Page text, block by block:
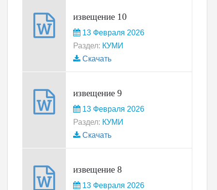
извещение 10
13 Февраля 2026
Раздел: КУМИ
Скачать
извещение 9
13 Февраля 2026
Раздел: КУМИ
Скачать
извещение 8
13 Февраля 2026